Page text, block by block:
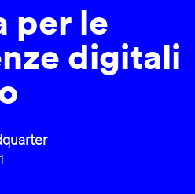
per le
digitali